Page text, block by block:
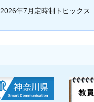
2026年7月定時制トピックス